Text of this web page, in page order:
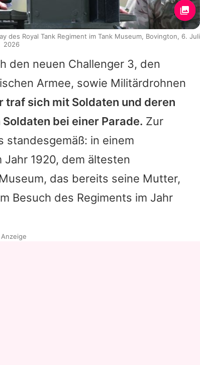
den neuen Challenger 3, den
Armee, sowie Militärdrohnen
traf sich mit Soldaten und deren
bei einer Parade. Zur
standesgemäß: in einem
1920, dem ältesten
das bereits seine Mutter,
Besuch des Regiments im Jahr
des Royal Tank Regiment im Tank Museum, Bovington, 6. Juli
2026
Anzeige